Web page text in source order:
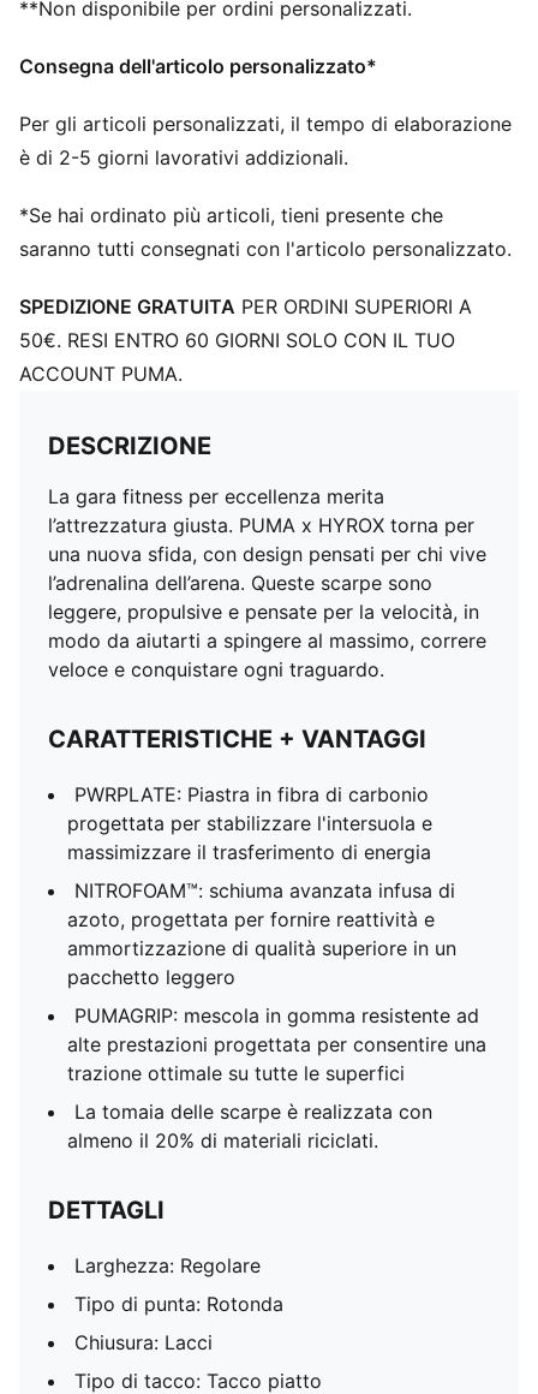
Altezza dello stack: 38 mm / 30 mm
Peso: 250 g (per la taglia 42)
Dislivello tra tallone e punta: 8 mm
Pronazione: Neutro
**Non disponibile per ordini personalizzati.
Consegna dell'articolo personalizzato*
Per gli articoli personalizzati, il tempo di elaborazione
è di 2-5 giorni lavorativi addizionali.
*Se hai ordinato più articoli, tieni presente che
saranno tutti consegnati con l'articolo personalizzato.
SPEDIZIONE GRATUITA PER ORDINI SUPERIORI A
50€. RESI ENTRO 60 GIORNI SOLO CON IL TUO
ACCOUNT PUMA.
DESCRIZIONE
La gara fitness per eccellenza merita
l’attrezzatura giusta. PUMA x HYROX torna per
una nuova sfida, con design pensati per chi vive
l’adrenalina dell’arena. Queste scarpe sono
leggere, propulsive e pensate per la velocità, in
modo da aiutarti a spingere al massimo, correre
veloce e conquistare ogni traguardo.
CARATTERISTICHE + VANTAGGI
PWRPLATE: Piastra in fibra di carbonio
progettata per stabilizzare l'intersuola e
massimizzare il trasferimento di energia
NITROFOAM™: schiuma avanzata infusa di
azoto, progettata per fornire reattività e
ammortizzazione di qualità superiore in un
pacchetto leggero
PUMAGRIP: mescola in gomma resistente ad
alte prestazioni progettata per consentire una
trazione ottimale su tutte le superfici
La tomaia delle scarpe è realizzata con
almeno il 20% di materiali riciclati.
DETTAGLI
Larghezza: Regolare
Tipo di punta: Rotonda
Chiusura: Lacci
Tipo di tacco: Tacco piatto